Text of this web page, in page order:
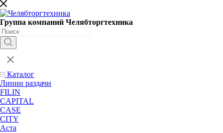
Группа компаний Челябторгтехника
Каталог
Линии раздачи
FILIN
CAPITAL
CASE
CITY
Аста